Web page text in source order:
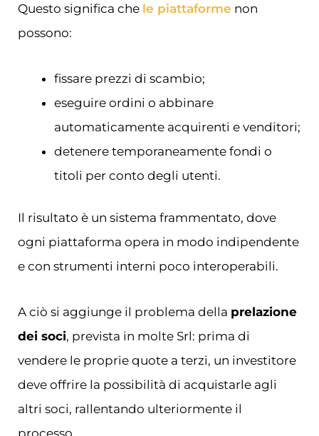
Questo significa che le piattaforme non
possono:
fissare prezzi di scambio;
eseguire ordini o abbinare
automaticamente acquirenti e venditori;
detenere temporaneamente fondi o
titoli per conto degli utenti.
Il risultato è un sistema frammentato, dove
ogni piattaforma opera in modo indipendente
e con strumenti interni poco interoperabili.
A ciò si aggiunge il problema della prelazione
dei soci, prevista in molte Srl: prima di
vendere le proprie quote a terzi, un investitore
deve offrire la possibilità di acquistarle agli
altri soci, rallentando ulteriormente il
processo.